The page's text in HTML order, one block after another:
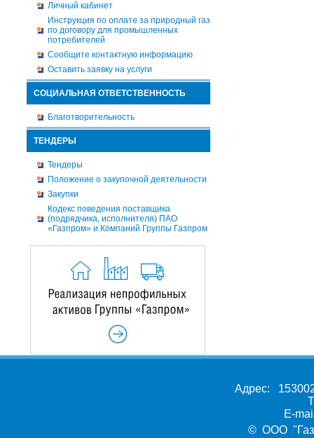
Личный кабинет
Инструкция по оплате за природный газ
по договору для промышленных
потребителей
Сообщите контактную информацию
Оставить заявку на услуги
СОЦИАЛЬНАЯ ОТВЕТСТВЕННОСТЬ
Благотворительность
ТЕНДЕРЫ
Тендеры
Положение о закупочной деятельности
Закупки
Кодекс поведения поставщика
(подрядчика, исполнителя) ПАО
«Газпром» и Компаний Группы Газпром
Адрес:
E-
© ООО